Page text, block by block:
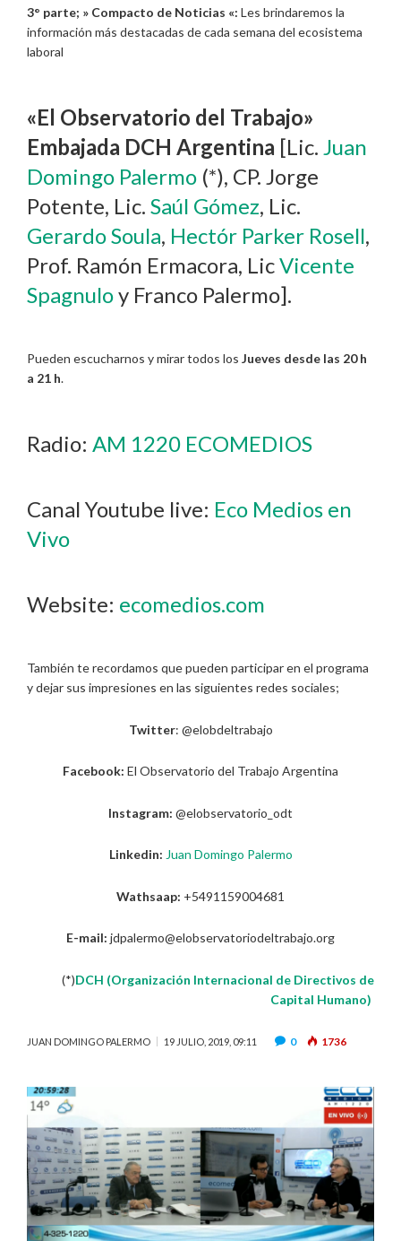
3° parte; » Compacto de Noticias «: Les brindaremos la
información más destacadas de cada semana del ecosistema
laboral
«El Observatorio del Trabajo»
Embajada DCH Argentina [Lic. Juan
Domingo Palermo (*), CP. Jorge
Potente, Lic. Saúl Gómez, Lic.
Gerardo Soula, Hectór Parker Rosell,
Prof. Ramón Ermacora, LicVicente
Spagnuloy Franco Palermo].
Pueden escucharnos y mirar todos los Jueves desde las 20 h
a 21 h.
Radio: AM 1220 ECOMEDIOS
Canal Youtube live: Eco Medios en
Vivo
Website: ecomedios.com
También te recordamos que pueden participar en el programa
y dejar sus impresiones en las siguientes redes sociales;
Twitter: @elobdeltrabajo
Facebook: El Observatorio del Trabajo Argentina
Instagram: @elobservatorio_odt
Linkedin: Juan Domingo Palermo
Wathsaap: +5491159004681
E-mail: jdpalermo@elobservatoriodeltrabajo.org
(*)DCH (Organización Internacional de Directivos de
Capital Humano)
JUAN DOMINGO PALERMO 19 JULIO, 2019, 09:11 0 1736